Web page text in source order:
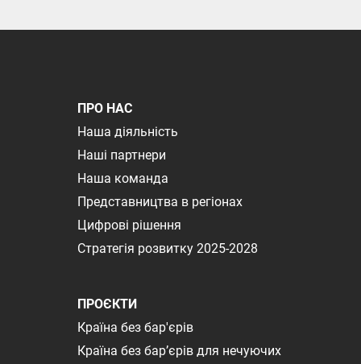
ПРО НАС
Наша діяльність
Наші партнери
Наша команда
Представництва в регіонах
Цифрові рішення
Стратегія розвитку 2025-2028
ПРОЄКТИ
Країна без бар'єрів
Країна без бар’єрів для нечуючих